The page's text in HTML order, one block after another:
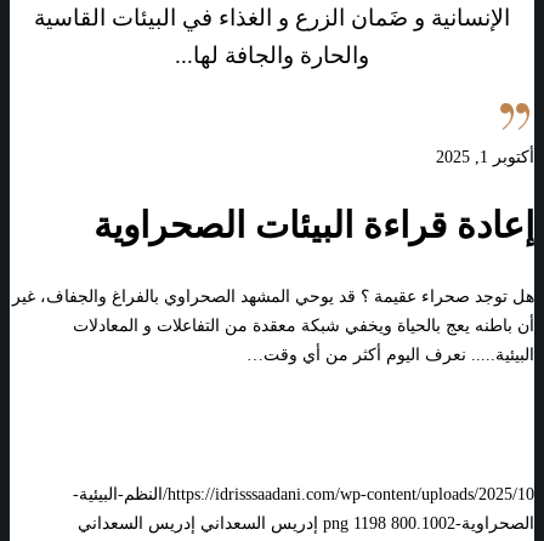
الإنسانية و ضَمان الزرع و الغذاء في البيئات القاسية
والحارة والجافة لها...
أكتوبر 1, 2025
إعادة قراءة البيئات الصحراوية
هل توجد صحراء عقيمة ؟ قد يوحي المشهد الصحراوي بالفراغ والجفاف، غير
أن باطنه يعج بالحياة ويخفي شبكة معقدة من التفاعلات و المعادلات
البيئية..... نعرف اليوم أكثر من أي وقت…
https://idrisssaadani.com/wp-content/uploads/2025/10/النظم-البيئية-
الصحراوية-1002.png
1198 800 إدريس السعداني إدريس السعداني